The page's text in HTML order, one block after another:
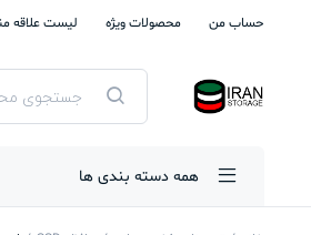
حساب من محصولات ویژه لیست علاقه
جستجوی
محصولات
همه دسته بندی ها